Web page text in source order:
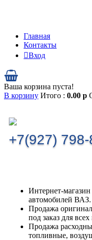
Главная
Контакты
Вход
Ваша корзина пуста!
В корзину Итого : 0.00 р
+7(927)
Интернет-магазин
автомобилей ВАЗ.
Продажа
под заказ для
Продажа
топливные,